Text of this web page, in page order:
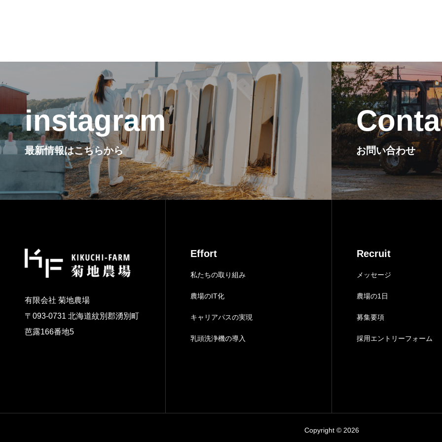
instagram
最新情報はこちらから お問い合わせ
有限会社 菊地農場
〒093-0731 北海道紋別郡湧別町
芭露166番地5
Effort
私たちの取り組み
農場のIT化
キャリアパスの実現
乳頭洗浄機の導入
Recruit
メッセージ
農場の1日
募集要項
採用エントリーフォーム
Copyright © 2026